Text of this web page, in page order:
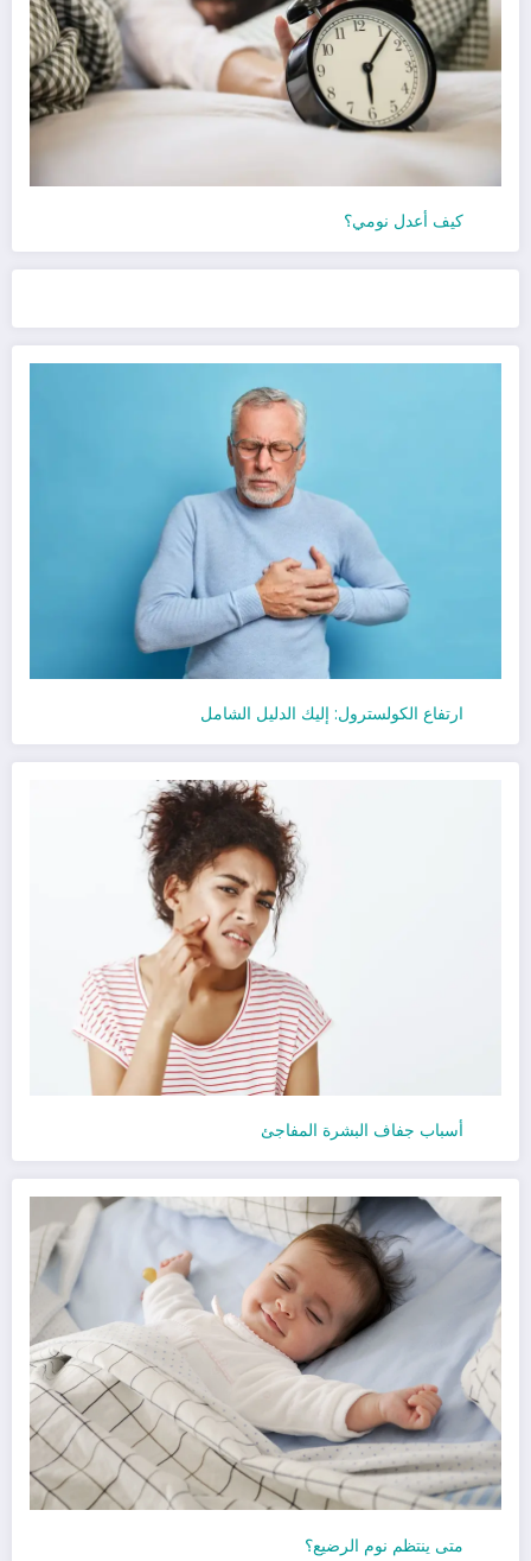
كيف أعدل نومي؟
ارتفاع الكولسترول: إليك الدليل الشامل
أسباب جفاف البشرة المفاجئ
متى ينتظم نوم الرضيع؟